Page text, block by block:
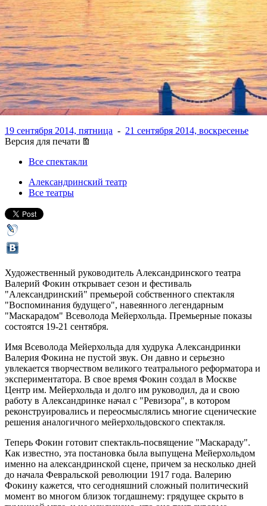
Александринский театр
вспомнит "Маскарад" и
покажет "Воспоминания
будущего"
19 сентября 2014, пятница - 21 сентября 2014, воскресенье
Версия для печати
Все спектакли
Александринский театр
Все театры
Художественный руководитель Александринского театра
Валерий Фокин открывает сезон и фестиваль
"Александринский" премьерой собственного спектакля
"Воспоминания будущего", навеянного легендарным
"Маскарадом" Всеволода Мейерхольда. Премьерные показы
состоятся 19-21 сентября.
Имя Всеволода Мейерхольда для худрука Александринки
Валерия Фокина не пустой звук. Он давно и серьезно
увлекается творчеством великого театрального реформатора и
экспериментатора. В свое время Фокин создал в Москве
Центр им. Мейерхольда и долго им руководил, да и свою
работу в Александринке начал с "Ревизора", в котором
реконструировались и переосмыслялись многие сценические
решения аналогичного мейерхольдовского спектакля.
Теперь Фокин готовит спектакль-посвящение "Маскараду".
Как известно, эта постановка была выпущена Мейерхольдом
именно на александринской сцене, причем за несколько дней
до начала Февральской революции 1917 года. Валерию
Фокину кажется, что сегодняшний сложный политический
момент во многом близок тогдашнему: грядущее скрыто в